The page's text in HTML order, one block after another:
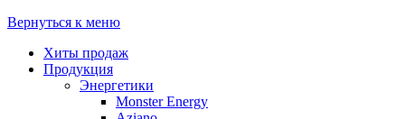
Вернуться к меню
Хиты продаж
Продукция
Энергетики
Monster Energy